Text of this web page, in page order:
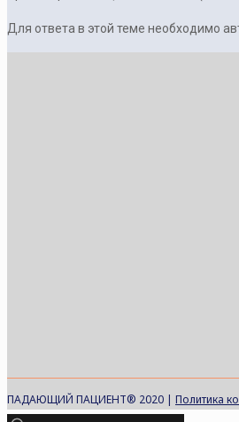
Для ответа в этой теме необходимо
ПАДАЮЩИЙ ПАЦИЕНТ® 2020 | Политика